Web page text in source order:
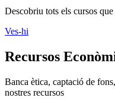
Descobriu tots els cursos
Ves-hi
Recursos
Banca ètica, captació de
nostres recursos